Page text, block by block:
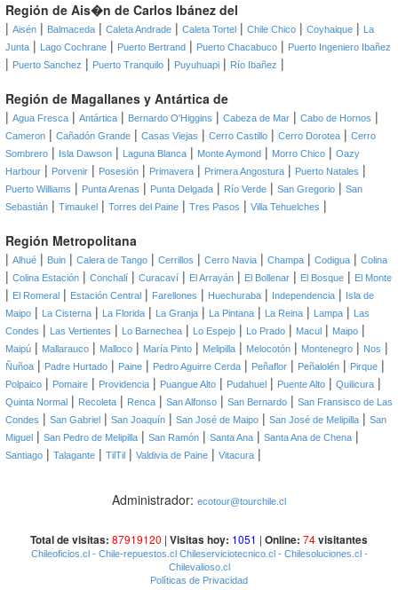
Región de Ais�n de Carlos Ibánez del
| Aisén | Balmaceda | Caleta Andrade | Caleta Tortel | Chile Chico | Coyhaique |
La
Junta | Lago Cochrane | Puerto Bertrand | Puerto Chacabuco | Puerto Ingeniero Ibañez
| Puerto Sanchez | Puerto Tranquilo | Puyuhuapi | Río Ibañez |
Región de Magallanes y Antártica de
| Agua Fresca | Antártica | Bernardo O'Higgins | Cabeza de Mar | Cabo de Hornos |
Cameron | Cañadón Grande | Casas Viejas | Cerro Castillo | Cerro Dorotea | Cerro
Sombrero | Isla Dawson | Laguna Blanca | Monte Aymond | Morro Chico | Oazy
Harbour | Porvenir | Posesión | Primavera | Primera Angostura | Puerto Natales |
Puerto Williams | Punta Arenas | Punta Delgada | Río Verde | San Gregorio | San
Sebastián | Timaukel | Torres del Paine | Tres Pasos | Villa Tehuelches |
Región Metropolitana
| Alhué | Buin | Calera de Tango | Cerrillos | Cerro Navia | Champa | Codigua | Colina
| Colina Estación | Conchalí | Curacaví | El Arrayán | El Bollenar | El Bosque | El Monte
| El Romeral | Estación Central | Farellones | Huechuraba | Independencia |
Isla de
Maipo | La Cisterna | La Florida | La Granja | La Pintana | La Reina | Lampa |
Las
Condes | Las Vertientes | Lo Barnechea | Lo Espejo | Lo Prado | Macul | Maipo |
Maipú | Mallarauco | Malloco | María Pinto | Melipilla | Melocotón | Montenegro | Nos |
Ñuñoa | Padre Hurtado | Paine | Pedro Aguirre Cerda | Peñaflor | Peñalolén | Pirque |
Polpaico | Pomaire | Providencia | Puangue Alto | Pudahuel | Puente Alto | Quilicura |
Quinta Normal | Recoleta | Renca | San Alfonso | San Bernardo | San Fransisco de Las
Condes | San Gabriel | San Joaquín | San José de Maipo | San José de Melipilla | San
Miguel | San Pedro de Melipilla | San Ramón | Santa Ana | Santa Ana de Chena |
Santiago | Talagante | TilTil | Valdivia de Paine | Vitacura |
Administrador: ecotour@tourchile.cl
Total de visitas: 87919120 | Visitas hoy: 1051 | Online: 74visitantes
Chileoficios.cl - Chile-repuestos.cl Chileserviciotecnico.cl - Chilesoluciones.cl -
Chilevalioso.cl
Políticas de Privacidad